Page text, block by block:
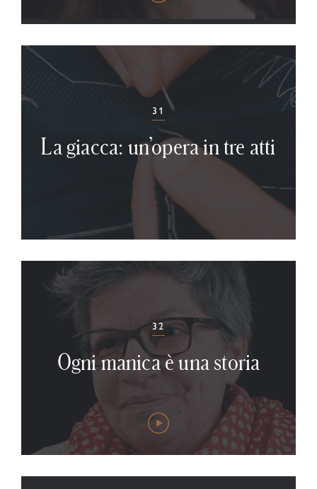
31
La giacca: un’opera in tre atti
32
Ogni manica è una storia